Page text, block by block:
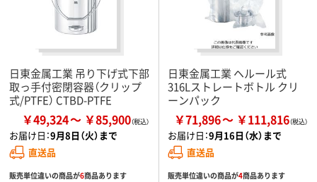
日東金属工業 吊り下げ式下部
取っ手付密閉容器（クリップ
式/PTFE） CTBD-PTFE
￥49,324 ￥85,900
お届け日：9月8日（火）まで
直送品
販売単位違いの商品が6商品あります
日東金属工業 ヘルール式
316Lストレートボトル クリ
ーンパック
￥71,896 ￥111,816
お届け日：9月16日（水）まで
直送品
販売単位違いの商品が4商品あります